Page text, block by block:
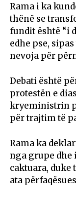
Rama i ka
thënë se
fundit është “i
edhe pse,
nevoja për
Debati është
protestën e
kryeministrin
për trajtim të
Rama ka
nga grupe dhe
caktuara, duke
ata